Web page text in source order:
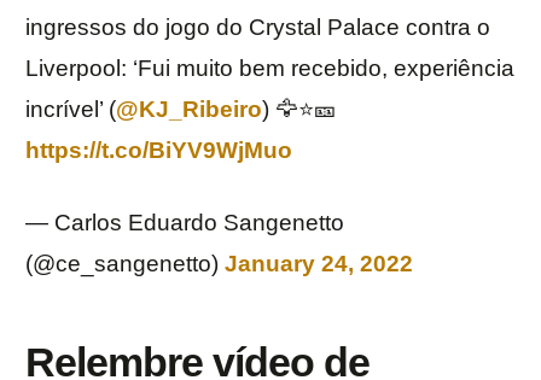
ingressos do jogo do Crystal Palace contra o
Liverpool: ‘Fui muito bem recebido, experiência
incrível’ (@KJ_Ribeiro) 🦅⭐🎫
https://t.co/BiYV9WjMuo
— Carlos Eduardo Sangenetto
(@ce_sangenetto) January 24, 2022
Relembre vídeo de